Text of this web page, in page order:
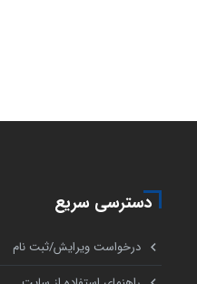
دسترسی سریع
درخواست ویرایش/ثبت نام